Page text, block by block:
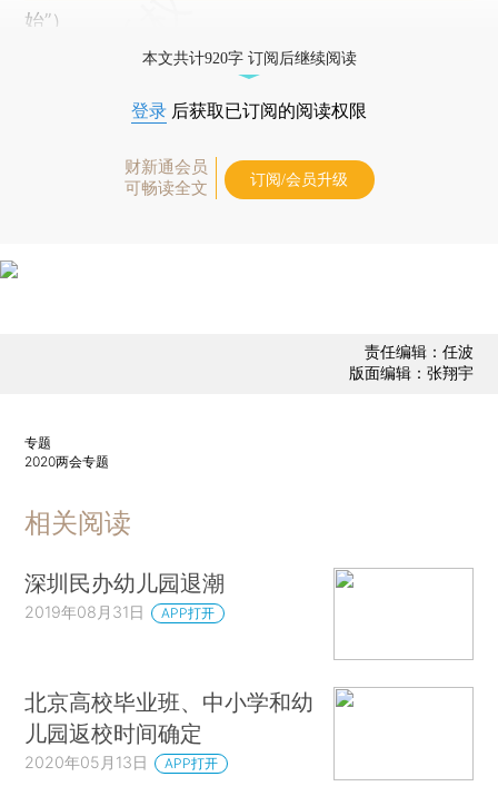
始”）
本文共计920字 订阅后继续阅读
登录 后获取已订阅的阅读权限
财新通会员
可畅读全文
订阅/会员升级
责任编辑：任波
版面编辑：张翔宇
专题
2020两会专题
相关阅读
深圳民办幼儿园退潮
2019年08月31日 APP打开
北京高校毕业班、中小学和幼
儿园返校时间确定
2020年05月13日 APP打开